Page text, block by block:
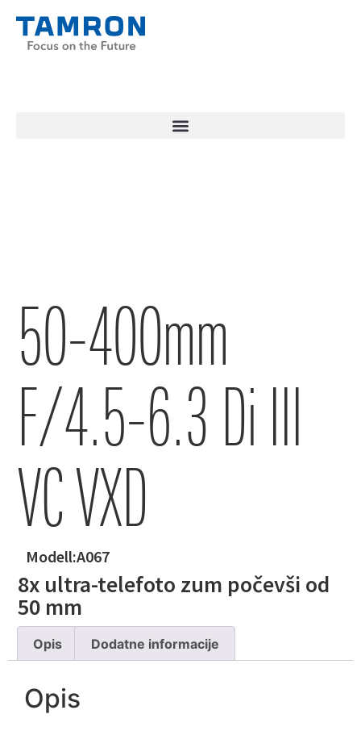
50-400mm
F/4.5-6.3 Di III
VC VXD
Modell:A067
8x ultra-telefoto zum počevši od
50 mm
Opis Dodatne informacije
Opis